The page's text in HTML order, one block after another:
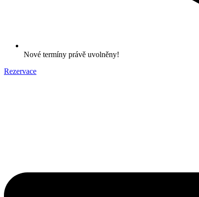
Nové termíny právě uvolněny!
Rezervace